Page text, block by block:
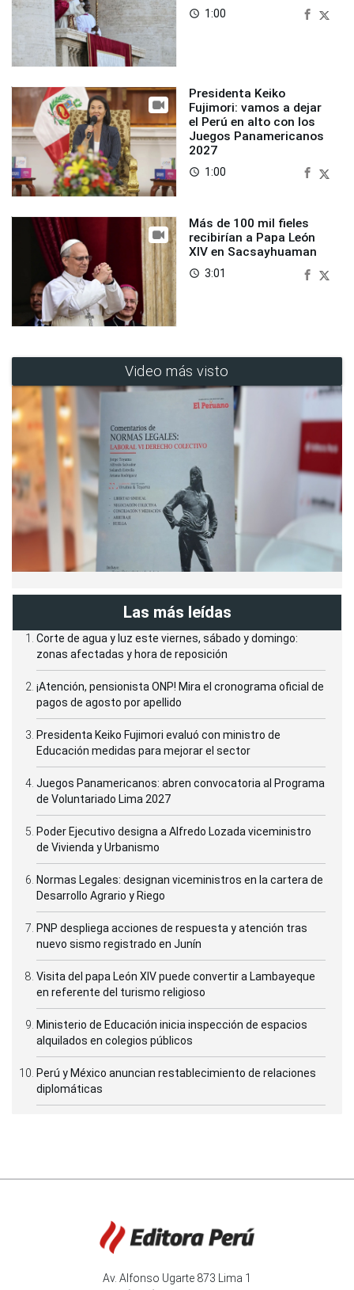
access_time 1:00
Presidenta Keiko
Fujimori: vamos a dejar
el Perú en alto con los
Juegos Panamericanos
2027
access_time 1:00
Más de 100 mil fieles
recibirían a Papa León
XIV en Sacsayhuaman
access_time 3:01
Video más visto
Las más leídas
Corte de agua y luz este viernes, sábado y domingo:
zonas afectadas y hora de reposición
¡Atención, pensionista ONP! Mira el cronograma oficial de
pagos de agosto por apellido
Presidenta Keiko Fujimori evaluó con ministro de
Educación medidas para mejorar el sector
Juegos Panamericanos: abren convocatoria al Programa
de Voluntariado Lima 2027
Poder Ejecutivo designa a Alfredo Lozada viceministro
de Vivienda y Urbanismo
Normas Legales: designan viceministros en la cartera de
Desarrollo Agrario y Riego
PNP despliega acciones de respuesta y atención tras
nuevo sismo registrado en Junín
Visita del papa León XIV puede convertir a Lambayeque
en referente del turismo religioso
Ministerio de Educación inicia inspección de espacios
alquilados en colegios públicos
Perú y México anuncian restablecimiento de relaciones
diplomáticas
Av. Alfonso Ugarte 873 Lima 1